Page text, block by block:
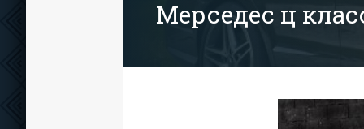
Мерседес ц